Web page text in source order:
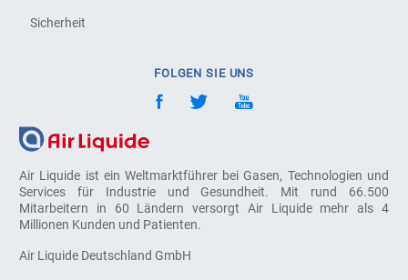
Air Liquide ist ein Weltmarktführer bei Gasen, Technologien und
Services für Industrie und Gesundheit. Mit rund 66.500
Mitarbeitern in 60 Ländern versorgt Air Liquide mehr als 4
Millionen Kunden und Patienten.
Air Liquide Deutschland GmbH
Sicherheit
FOLGEN SIE UNS